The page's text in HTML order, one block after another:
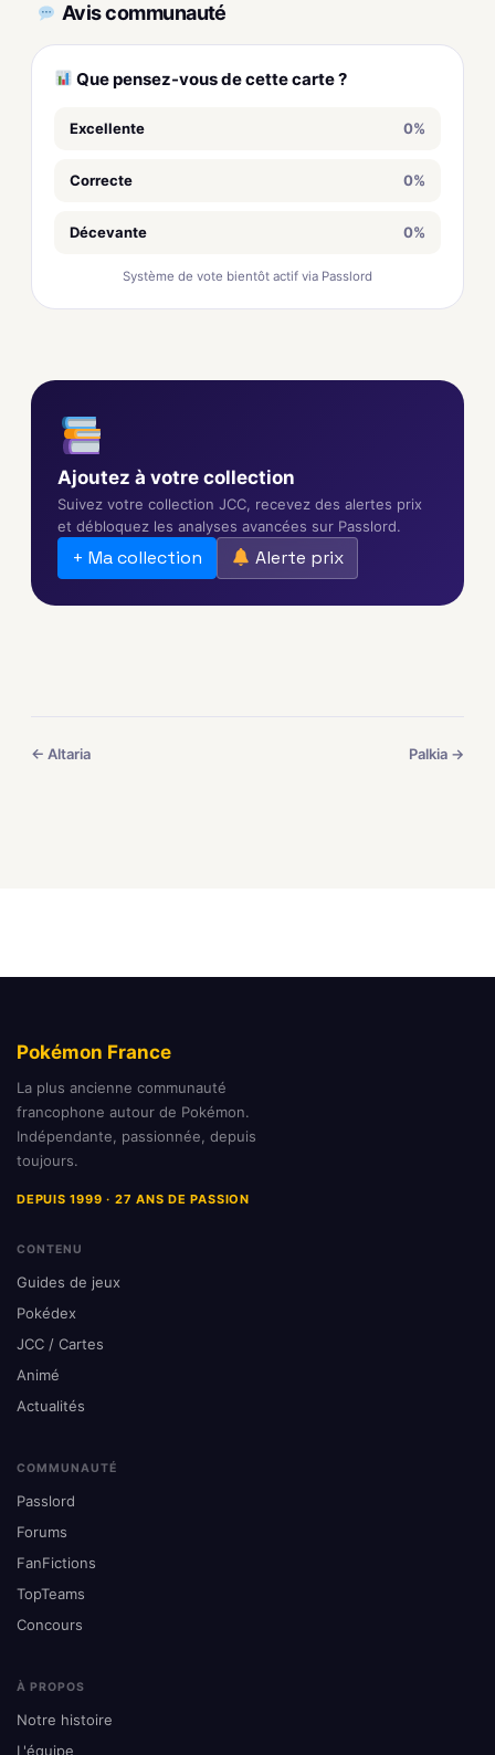
Avis communauté
Que pensez-vous de cette carte ?
Excellente 0%
Correcte 0%
Décevante 0%
Système de vote bientôt actif via Passlord
Ajoutez à votre collection
Suivez votre collection JCC, recevez des alertes prix
et débloquez les analyses avancées sur Passlord.
+ Ma collection Alerte prix
← Altaria Palkia →
Pokémon France
La plus ancienne communauté
francophone autour de Pokémon.
Indépendante, passionnée, depuis
toujours.
DEPUIS 1999 · 27 ANS DE PASSION
CONTENU
Guides de jeux
Pokédex
JCC / Cartes
Animé
Actualités
COMMUNAUTÉ
Passlord
Forums
FanFictions
TopTeams
Concours
À PROPOS
Notre histoire
L'équipe